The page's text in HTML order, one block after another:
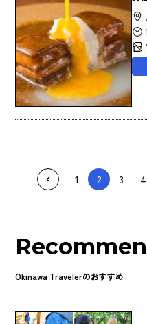
1 2 3 4
Okinawa Travelerのおすすめ